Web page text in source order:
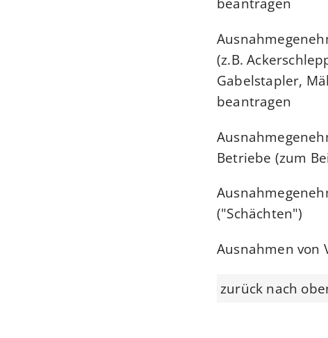
(z.B.
Gabelstapler,
beantragen
Betriebe (zum
("Schächten")
Ausnahmen von
zurück nach